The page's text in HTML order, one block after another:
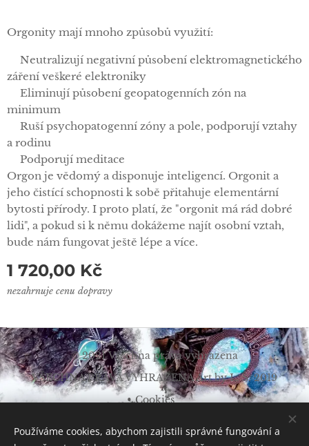
Orgonity mají mnoho způsobů využití:
✅Neutralizují negativní působení elektromagnetického
záření veškeré elektroniky
✅Eliminují působení geopatogenních zón na
minimum
✅Ruší psychopatogenní zóny a pole, podporují vztahy
a rodinu
✅Podporují meditace
Orgon je vědomý a disponuje inteligencí. Orgonit a
jeho čistící schopnosti k sobě přitahuje elementární
bytosti přírody. I proto platí, že "orgonit má rád dobré
lidi", a pokud si k němu dokážeme najít osobní vztah,
bude nám fungovat ještě lépe a více.
1 720,00 Kč
nezahrnuje cenu dopravy
© 2021 Všechna práva vyhrazena
VŠECHNA PRÁVA VYHRAZENA Art by L. Š. 2019
Cookies
Měna
Používáme cookies, abychom zajistili správné fungování a